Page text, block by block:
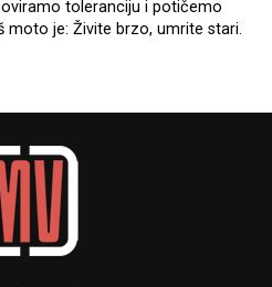
toleranciju i potičemo
moto je: Živite brzo, umrite stari.